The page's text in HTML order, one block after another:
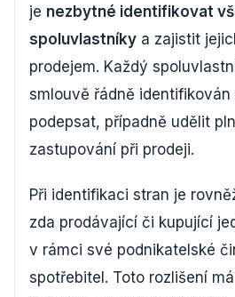
je nezbytné identifikovat
spoluvlastníky a zajistit
prodejem. Každý
smlouvě řádně
podepsat, případně udělit
zastupování při prodeji.
Při identifikaci stran je
zda prodávající či kupující
v rámci své podnikatelské
spotřebitel. Toto rozlišení